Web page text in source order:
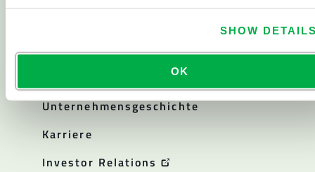
SHOW
OK
Unternehmensgeschichte
Karriere
Investor Relations